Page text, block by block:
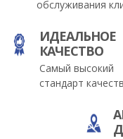
обслуживания
ИДЕАЛЬНОЕ
КАЧЕСТВО
Самый высокий
стандарт